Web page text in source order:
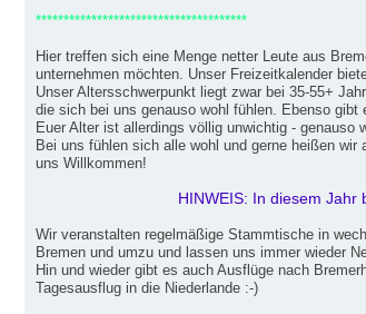
**************************************
Hier treffen sich eine Menge netter Leute aus
unternehmen möchten. Unser Freizeitkalender
Unser Altersschwerpunkt liegt zwar bei 35-55+
die sich bei uns genauso wohl fühlen. Ebenso gibt
Euer Alter ist allerdings völlig unwichtig - genauso
Bei uns fühlen sich alle wohl und gerne heißen
uns Willkommen!
HINWEIS: In diesem Jahr
Wir veranstalten regelmäßige Stammtische in
Bremen und umzu und lassen uns immer wieder
Hin und wieder gibt es auch Ausflüge nach
Tagesausflug in die Niederlande :-)